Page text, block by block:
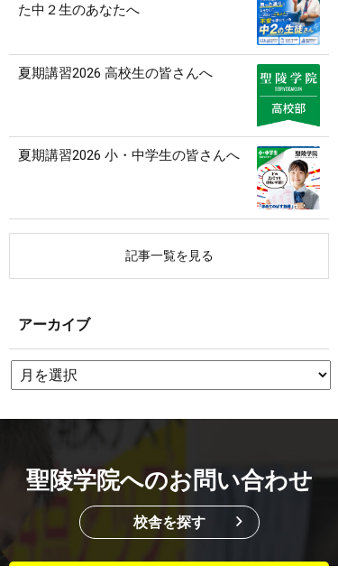
た中２生のあなたへ
夏期講習2026 高校生の皆さんへ
夏期講習2026 小・中学生の皆さんへ
記事一覧を見る
アーカイブ
聖陵学院へのお問い合わせ
校舎を探す